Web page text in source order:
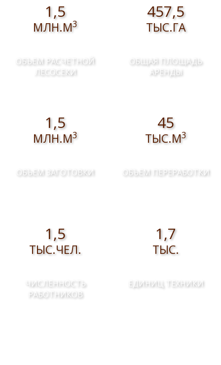
1,5
МЛН.М3
ОБЪЕМ РАСЧЕТНОЙ
ЛЕСОСЕКИ
457,5
ТЫС.ГА
ОБЩАЯ ПЛОЩАДЬ
АРЕНДЫ
1,5
МЛН.М3
ОБЪЕМ ЗАГОТОВКИ
45
ТЫС.М3
ОБЪЕМ ПЕРЕРАБОТКИ
1,5
ТЫС.ЧЕЛ.
ЧИСЛЕННОСТЬ
РАБОТНИКОВ
1,7
ТЫС.
ЕДИНИЦ ТЕХНИКИ